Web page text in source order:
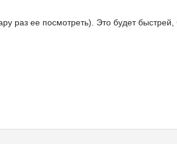
раз ее посмотреть). Это будет быстрей,